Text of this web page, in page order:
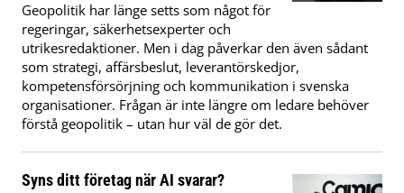
Geopolitik har länge setts som något för
regeringar, säkerhetsexperter och
utrikesredaktioner. Men i dag påverkar den även sådant
som strategi, affärsbeslut, leverantörskedjor,
kompetensförsörjning och kommunikation i svenska
organisationer. Frågan är inte längre om ledare behöver
förstå geopolitik – utan hur väl de gör det.
Syns ditt företag när AI svarar?